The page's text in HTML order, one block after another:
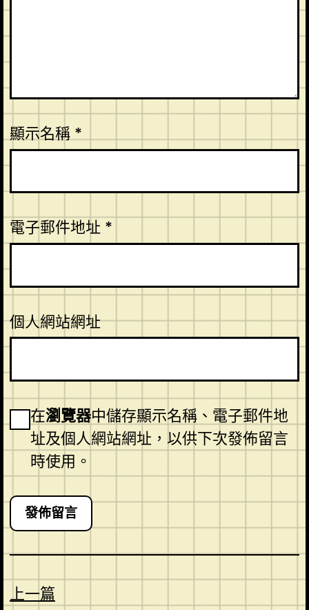
顯示名稱*
電子郵件地址 *
個人網站網址
在瀏覽器中儲存顯示名稱、電子郵件地
址及個人網站網址，以供下次發佈留言
時使用。
上一篇